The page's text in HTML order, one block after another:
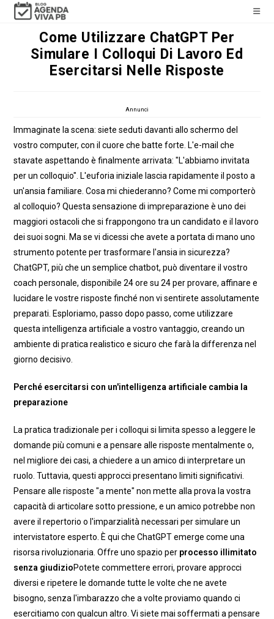
Salta
Come Utilizzare ChatGPT Per
Simulare I Colloqui Di Lavoro Ed
Esercitarsi Nelle Risposte
Annunci
Immaginate la scena: siete seduti davanti allo schermo del
vostro computer, con il cuore che batte forte. L'e-mail che
stavate aspettando è finalmente arrivata: "L'abbiamo invitata
per un colloquio". L'euforia iniziale lascia rapidamente il posto a
un'ansia familiare. Cosa mi chiederanno? Come mi comporterò
al colloquio? Questa sensazione di impreparazione è uno dei
maggiori ostacoli che si frappongono tra un candidato e il lavoro
dei suoi sogni. Ma se vi dicessi che avete a portata di mano uno
strumento potente per trasformare l'ansia in sicurezza?
ChatGPT, più che un semplice chatbot, può diventare il vostro
coach personale, disponibile 24 ore su 24 per provare, affinare e
lucidare le vostre risposte finché non vi sentirete assolutamente
preparati. Esploriamo, passo dopo passo, come utilizzare
questa intelligenza artificiale a vostro vantaggio, creando un
ambiente di pratica realistico e sicuro che farà la differenza nel
giorno decisivo.
Perché esercitarsi con un'intelligenza artificiale cambia la
preparazione
La pratica tradizionale per i colloqui si limita spesso a leggere le
domande più comuni e a pensare alle risposte mentalmente o,
nel migliore dei casi, a chiedere a un amico di interpretare un
ruolo. Tuttavia, questi approcci presentano limiti significativi.
Pensare alle risposte "a mente" non mette alla prova la vostra
capacità di articolare sotto pressione, e un amico potrebbe non
avere il repertorio o l'imparzialità necessari per simulare un
intervistatore esperto. È qui che ChatGPT emerge come una
risorsa rivoluzionaria. Offre uno spazio per processo illimitato
senza giudizioPotete commettere errori, provare approcci
diversi e ripetere le domande tutte le volte che ne avete
bisogno, senza l'imbarazzo che a volte proviamo quando ci
esercitiamo con qualcun altro. Vi siete mai soffermati a pensare